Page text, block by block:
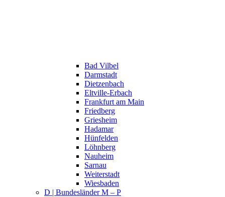
Bad Vilbel
Darmstadt
Dietzenbach
Eltville-Erbach
Frankfurt am Main
Friedberg
Griesheim
Hadamar
Hünfelden
Löhnberg
Nauheim
Sarnau
Weiterstadt
Wiesbaden
D | Bundesländer M – P